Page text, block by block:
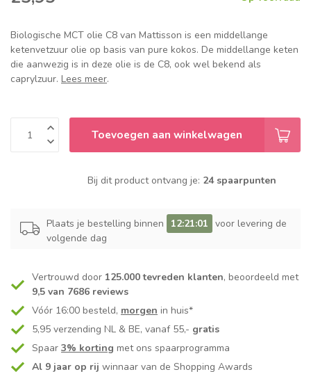
Biologische MCT olie C8 van Mattisson is een middellange
ketenvetzuur olie op basis van pure kokos. De middellange keten
die aanwezig is in deze olie is de C8, ook wel bekend als
caprylzuur. Lees meer.
Toevoegen aan winkelwagen
Bij dit product ontvang je: 24 spaarpunten
Plaats je bestelling binnen 12:21:00 voor levering de
volgende dag
Vertrouwd door 125.000 tevreden klanten, beoordeeld met
9,5 van 7686 reviews
Vóór 16:00 besteld, morgen in huis*
5,95 verzending NL & BE, vanaf 55,- gratis
Spaar 3% korting met ons spaarprogramma
Al 9 jaar op rij winnaar van de Shopping Awards